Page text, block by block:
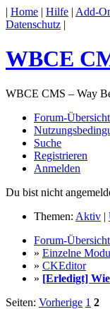
| Home | Hilfe | Add-
Datenschutz |
WBCE
WBCE CMS – Way
Forum-Übersicht
Suche
Registrieren
Anmelden
Du bist nicht
Themen: Aktiv |
Forum-Übersicht
» Einzelne
» CKEditor
» [Erledigt]
Seiten: Vorherige 1 2